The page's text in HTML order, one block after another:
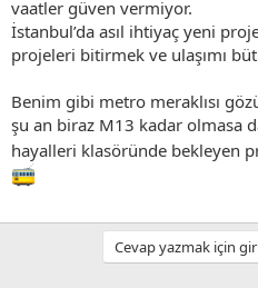
vaatler güven vermiyor.
İstanbul’da asıl ihtiyaç yeni
projeleri bitirmek ve ulaşımı
Benim gibi metro meraklısı
şu an biraz M13 kadar olmasa
hayalleri klasöründe bekleyen
Cevap yazmak için